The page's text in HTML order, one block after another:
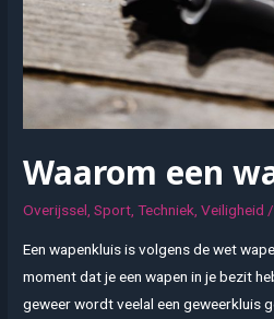
Waarom een
Overijssel,Sport,Techniek,Veiligheid
Een wapenkluis is volgens de wet
moment dat je een wapen in je bezit
geweer wordt veelal een geweerkluis